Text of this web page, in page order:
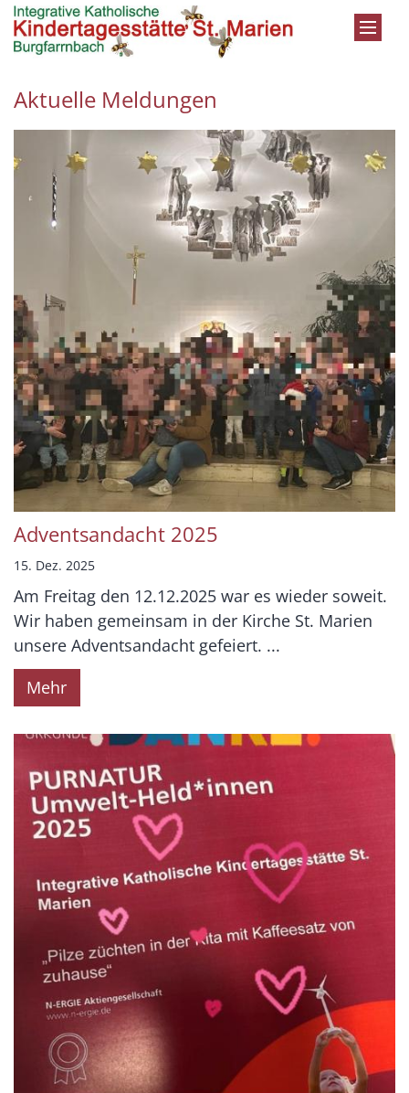
Zum Inhalt springen
Aktuelle Meldungen
Adventsandacht 2025
15. Dez. 2025
Am Freitag den 12.12.2025 war es wieder soweit.
Wir haben gemeinsam in der Kirche St. Marien
unsere Adventsandacht gefeiert. ...
Mehr